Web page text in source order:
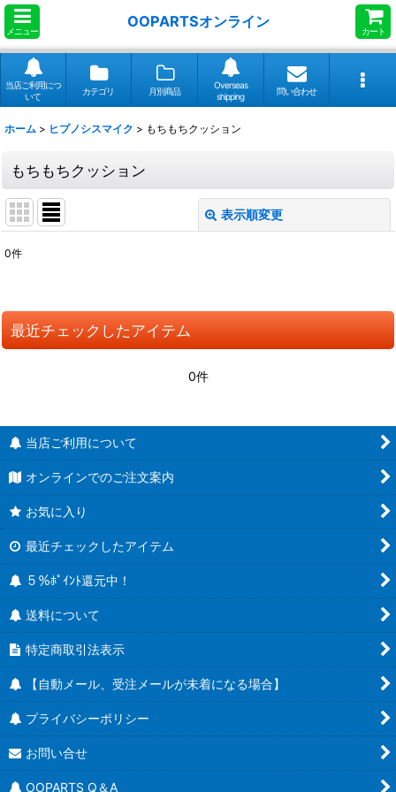
メニュー
OOPARTSオンライン
カート
当店ご利用につ
いて
カテゴリ 月別商品
Overseas
shipping
問い合わせ
ホーム > ヒプノシスマイク > もちもちクッション
もちもちクッション
表示順変更
並び順:
0件
最近チェックしたアイテム
0件
当店ご利用について
オンラインでのご注文案内
お気に入り
最近チェックしたアイテム
５％ﾎﾟｲﾝﾄ還元中！
送料について
特定商取引法表示
【自動メール、受注メールが未着になる場合】
プライバシーポリシー
お問い合せ
OOPARTS Q＆A